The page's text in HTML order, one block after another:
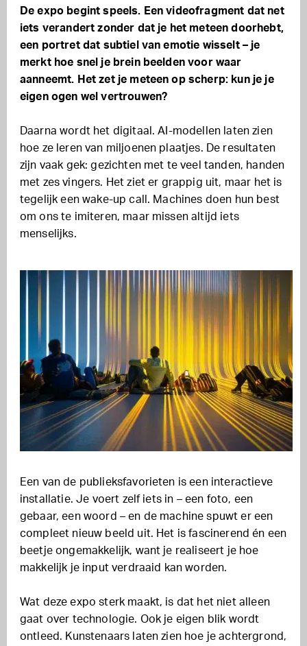
De expo begint speels. Een videofragment dat net
iets verandert zonder dat je het meteen doorhebt,
een portret dat subtiel van emotie wisselt – je
merkt hoe snel je brein beelden voor waar
aanneemt. Het zet je meteen op scherp: kun je je
eigen ogen wel vertrouwen?
Daarna wordt het digitaal. AI-modellen laten zien
hoe ze leren van miljoenen plaatjes. De resultaten
zijn vaak gek: gezichten met te veel tanden, handen
met zes vingers. Het ziet er grappig uit, maar het is
tegelijk een wake-up call. Machines doen hun best
om ons te imiteren, maar missen altijd iets
menselijks.
Een van de publieksfavorieten is een interactieve
installatie. Je voert zelf iets in – een foto, een
gebaar, een woord – en de machine spuwt er een
compleet nieuw beeld uit. Het is fascinerend én een
beetje ongemakkelijk, want je realiseert je hoe
makkelijk je input verdraaid kan worden.
Wat deze expo sterk maakt, is dat het niet alleen
gaat over technologie. Ook je eigen blik wordt
ontleed. Kunstenaars laten zien hoe je achtergrond,